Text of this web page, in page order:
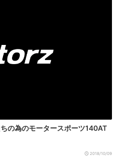
の為のモータースポーツ140AT
2018/10/09